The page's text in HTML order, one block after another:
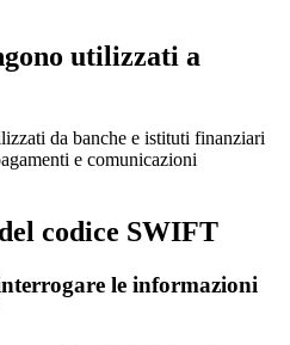
utilizzati a
da banche e istituti finanziari
e comunicazioni
codice SWIFT
le informazioni